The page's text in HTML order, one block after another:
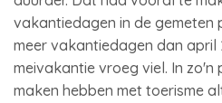
vakantiedagen in de gemeten
meer vakantiedagen dan
meivakantie vroeg viel. In zo'n
maken hebben met toerisme